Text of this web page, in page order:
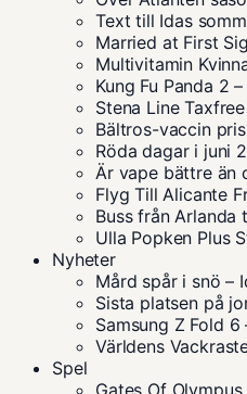
Text till Idas
Married at First
Multivitamin
Kung Fu Panda 2
Stena Line
Bältros-vaccin
Röda dagar i juni
Är vape bättre än
Flyg Till Alicante
Buss från Arlanda
Ulla Popken Plus
Nyheter
Mård spår i snö –
Sista platsen på
Samsung Z Fold
Världens
Spel
Gates Of